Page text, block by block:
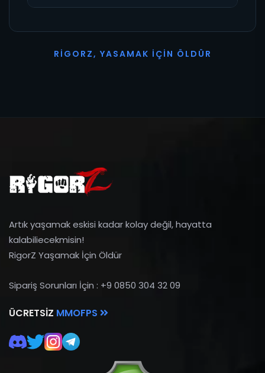
R I G O R Z, YASAMAK İ ÇI N Ö L D Ü R
Artık yaşamak eskisi kadar kolay değil, hayatta
kalabiliecekmisin!
RigorZ Yaşamak İçin Öldür
Sipariş Sorunları İçin : +9 0850 304 32 09
ÜCRETSIZ MMOFPS